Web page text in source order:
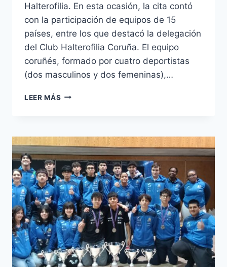
Halterofilia. En esta ocasión, la cita contó
con la participación de equipos de 15
países, entre los que destacó la delegación
del Club Halterofilia Coruña. El equipo
coruñés, formado por cuatro deportistas
(dos masculinos y dos femeninas),…
LEER MÁS EZEQUIEL
LARRAMENDI,
CAMPEONES
EN
LA
COPA
SOROKSAR
DE
HALTEROFILIA